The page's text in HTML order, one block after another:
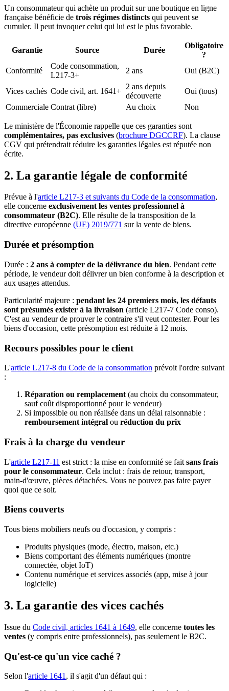
Un consommateur qui achète un produit sur une boutique en ligne
française bénéficie de trois régimes distincts qui peuvent se
cumuler. Il peut invoquer celui qui lui est le plus favorable.
Garantie Source Durée
Obligatoire
?
Conformité
Code consommation,
L217-3+
2 ans Oui (B2C)
Vices cachés Code civil, art. 1641+
2 ans depuis
découverte
Oui (tous)
Commerciale Contrat (libre) Au choix Non
Le ministère de l'Économie rappelle que ces garanties sont
complémentaires, pas exclusives (brochure DGCCRF). La clause
CGV qui prétendrait réduire les garanties légales est réputée non
écrite.
2. La garantie légale de conformité
Prévue à l'article L217-3 et suivants du Code de la consommation,
elle concerne exclusivement les ventes professionnel à
consommateur (B2C). Elle résulte de la transposition de la
directive européenne (UE) 2019/771 sur la vente de biens.
Durée et présomption
Durée : 2 ans à compter de la délivrance du bien. Pendant cette
période, le vendeur doit délivrer un bien conforme à la description et
aux usages attendus.
Particularité majeure : pendant les 24 premiers mois, les défauts
sont présumés exister à la livraison (article L217-7 Code conso).
C'est au vendeur de prouver le contraire s'il veut contester. Pour les
biens d'occasion, cette présomption est réduite à 12 mois.
Recours possibles pour le client
L'article L217-8 du Code de la consommation prévoit l'ordre suivant
:
Réparation ou remplacement (au choix du consommateur,
sauf coût disproportionné pour le vendeur)
Si impossible ou non réalisée dans un délai raisonnable :
remboursement intégral ou réduction du prix
Frais à la charge du vendeur
L'article L217-11 est strict : la mise en conformité se fait sans frais
pour le consommateur. Cela inclut : frais de retour, transport,
main-d'œuvre, pièces détachées. Vous ne pouvez pas faire payer
quoi que ce soit.
Biens couverts
Tous biens mobiliers neufs ou d'occasion, y compris :
Produits physiques (mode, électro, maison, etc.)
Biens comportant des éléments numériques (montre
connectée, objet IoT)
Contenu numérique et services associés (app, mise à jour
logicielle)
3. La garantie des vices cachés
Issue du Code civil, articles 1641 à 1649, elle concerne toutes les
ventes (y compris entre professionnels), pas seulement le B2C.
Qu'est-ce qu'un vice caché ?
Selon l'article 1641, il s'agit d'un défaut qui :